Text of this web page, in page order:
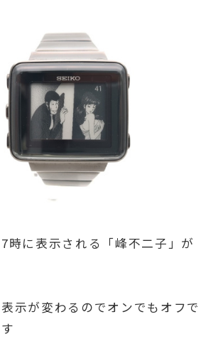
時に表示される「峰不二子」が
示が変わるのでオンでもオフで